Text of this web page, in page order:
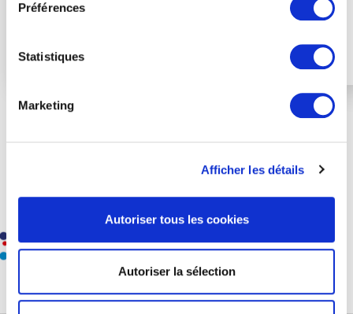
Préférences
Statistiques
Marketing
Afficher les détails
Autoriser tous les cookies
Autoriser la sélection
Nos accréditations et
partenaires institutionnels